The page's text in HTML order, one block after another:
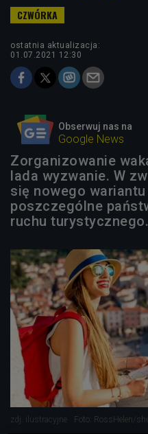
ostatnia aktualizacja:
01.07.2021 12:30
Obserwuj nas na
Google News
Zorganizowanie
lada wyzwanie. W
się nowego
poszczególne
ruchu turystycznego.
zdj. ilustracyjne Foto: RossHelen/